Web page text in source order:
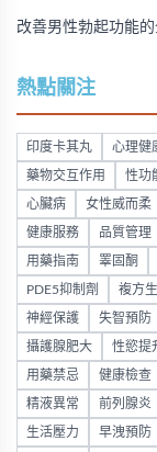
改善男性勃起功能
熱點關注
印度卡其丸 心理健
藥物交互作用 性功
心臟病 女性威而柔
健康服務 品質管理
用藥指南 睪固酮
PDE5抑制劑 複方
神經保護 失智預防
攝護腺肥大 性慾提
用藥禁忌 健康檢查
精液異常 前列腺炎
生活壓力 早洩預防